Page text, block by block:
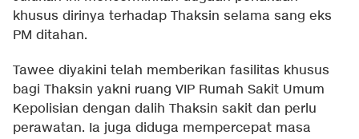
khusus dirinya terhadap Thaksin selama sang eks
PM ditahan.
Tawee diyakini telah memberikan fasilitas khusus
bagi Thaksin yakni ruang VIP Rumah Sakit Umum
Kepolisian dengan dalih Thaksin sakit dan perlu
perawatan. Ia juga diduga mempercepat masa